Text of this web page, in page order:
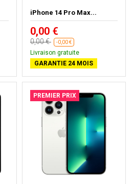
iPhone 14 Pro Max...
0,00 €
0,00 € -0,00 €
Livraison gratuite
GARANTIE 24 MOIS
PREMIER PRIX